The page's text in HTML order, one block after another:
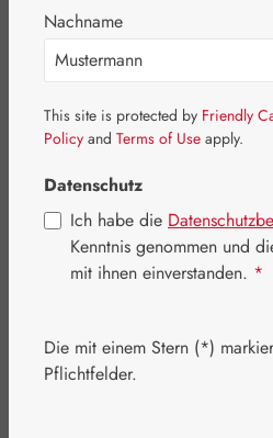
Regulärer Preis:
15,90 €
Schnell zuschlagen! Es sind
Nachname
This site is protected by Friendly
Policy and Terms of Use apply.
Datenschutz
Ich habe die
Kenntnis genommen und
mit ihnen einverstanden. *
Die mit einem Stern (*)
Pflichtfelder.